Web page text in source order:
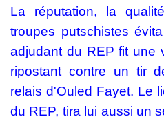
La réputation, la
troupes putschistes
adjudant du REP fit une
ripostant contre un tir
relais d'Ouled Fayet. Le
du REP, tira lui aussi un